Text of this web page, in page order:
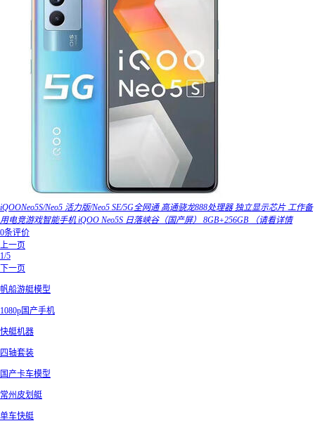
iQOONeo5S/Neo5 活力版/Neo5 SE/5G全网通 高通骁龙888处理器 独立显示芯片 工作备
用电竞游戏智能手机 iQOO Neo5S 日落峡谷（国产屏） 8GB+256GB （请看详情
0条评价
上一页
1/5
下一页
帆船游艇模型
1080p国产手机
快艇机器
四轴套装
国产卡车模型
常州皮划艇
单车快艇